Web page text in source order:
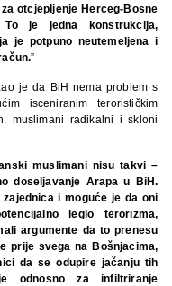
otcjepljenje Herceg-Bosne
je jedna konstrukcija,
je potpuno neutemeljena i
”
je da BiH nema problem s
isceniranim terorističkim
muslimani radikalni i skloni
muslimani nisu takvi –
doseljavanje Arapa u BiH.
i moguće je da oni
leglo terorizma,
argumente da to prenesu
prije svega na Bošnjacima,
da se odupire jačanju tih
odnosno za infiltriranje